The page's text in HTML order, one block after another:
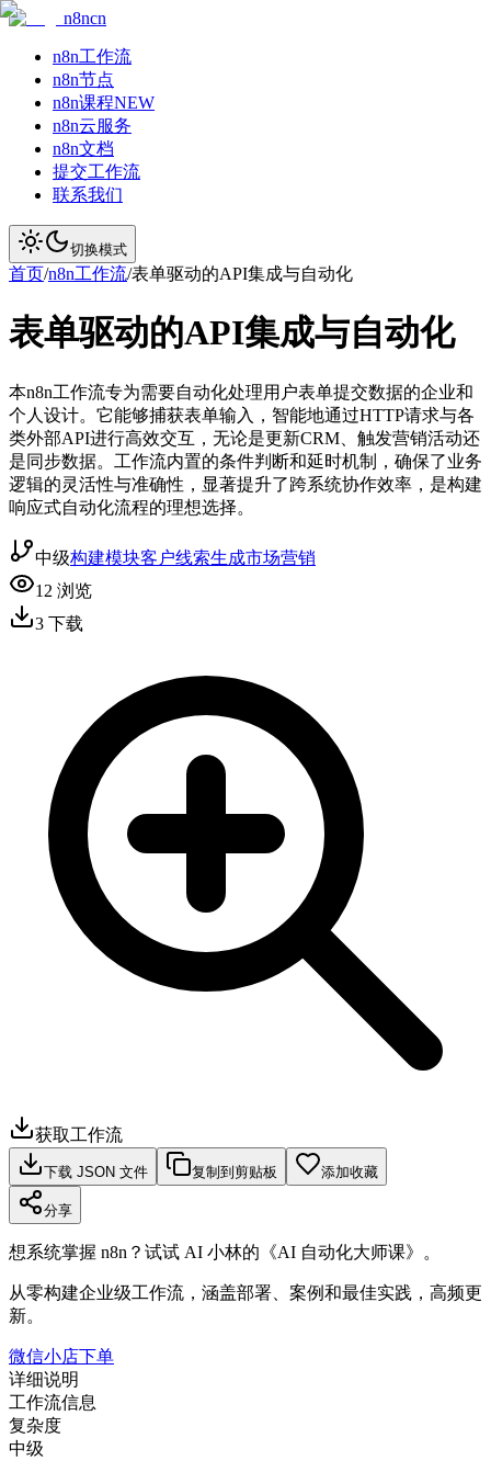
n8ncn
n8n工作流
n8n节点
n8n课程NEW
n8n云服务
n8n文档
提交工作流
联系我们
切换模式
首页/n8n工作流/表单驱动的API集成与自动化
表单驱动的API集成与自动化
本n8n工作流专为需要自动化处理用户表单提交数据的企业和
个人设计。它能够捕获表单输入，智能地通过HTTP请求与各
类外部API进行高效交互，无论是更新CRM、触发营销活动还
是同步数据。工作流内置的条件判断和延时机制，确保了业务
逻辑的灵活性与准确性，显著提升了跨系统协作效率，是构建
响应式自动化流程的理想选择。
中级构建模块客户线索生成市场营销
12 浏览
3 下载
获取工作流
下载 JSON 文件 复制到剪贴板 添加收藏
分享
想系统掌握 n8n？试试 AI 小林的《AI 自动化大师课》。
从零构建企业级工作流，涵盖部署、案例和最佳实践，高频更
新。
微信小店下单
详细说明
工作流信息
复杂度
中级